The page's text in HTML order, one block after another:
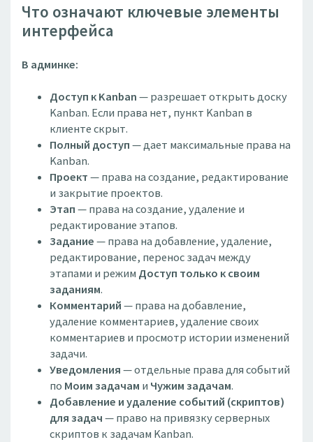
Что означают ключевые элементы
интерфейса
В админке:
Доступ к Kanban— разрешает открыть доску
Kanban. Если права нет, пункт Kanban в
клиенте скрыт.
Полный доступ— дает максимальные права на
Kanban.
Проект— права на создание, редактирование
и закрытие проектов.
Этап— права на создание, удаление и
редактирование этапов.
Задание— права на добавление, удаление,
редактирование, перенос задач между
этапами и режим Доступ только к своим
заданиям.
Комментарий— права на добавление,
удаление комментариев, удаление своих
комментариев и просмотр истории изменений
задачи.
Уведомления— отдельные права для событий
по Моим задачам и Чужим задачам.
Добавление и удаление событий (скриптов)
для задач— право на привязку серверных
скриптов к задачам Kanban.